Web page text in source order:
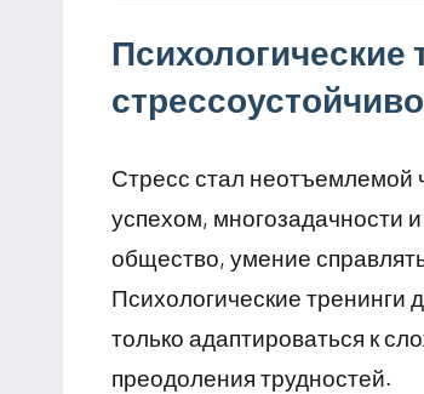
Стресс стал неотъемлемой
успехом, многозадачности
общество, умение
Психологические тренинги
только адаптироваться к
преодоления трудностей.